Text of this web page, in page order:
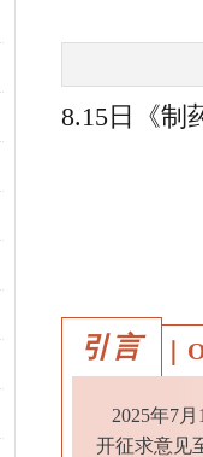
8.15日《制
引言
2025年7
开征求意见